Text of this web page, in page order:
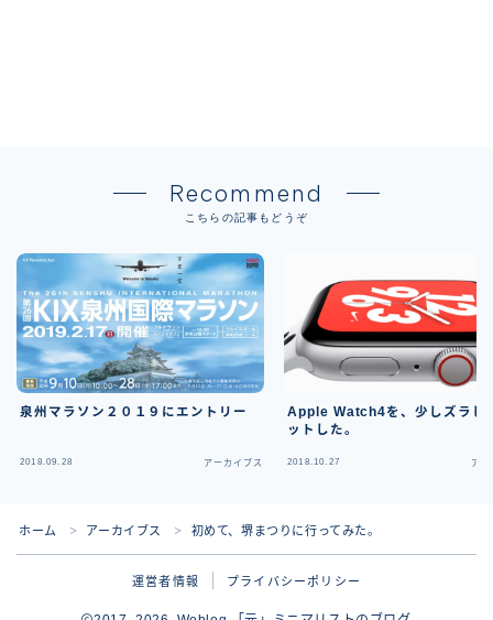
Recommend
こちらの記事もどうぞ
泉州マラソン２０１９にエントリー
2018.09.28 アーカイブス
Apple Watch4を、少しズラし
ットした。
2018.10.27 アー
ホーム ＞ アーカイブス ＞ 初めて、堺まつりに行ってみた。
運営者情報 プライバシーポリシー